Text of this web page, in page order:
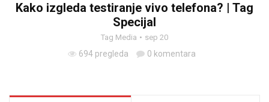
Kako izgleda testiranje vivo telefona? | Tag
Specijal
Tag Media sep 20
694 pregleda 0 komentara